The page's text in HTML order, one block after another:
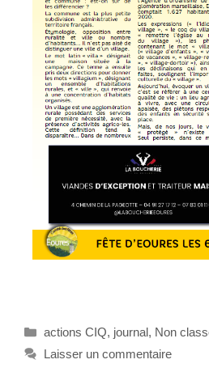
actions CIQ, journal, Non
Laisser un commentaire